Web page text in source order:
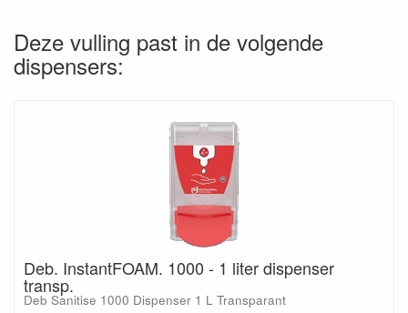
Deze vulling past in de volgende
dispensers:
Deb. InstantFOAM. 1000 - 1 liter dispenser
transp.
Deb Sanitise 1000 Dispenser 1 L Transparant